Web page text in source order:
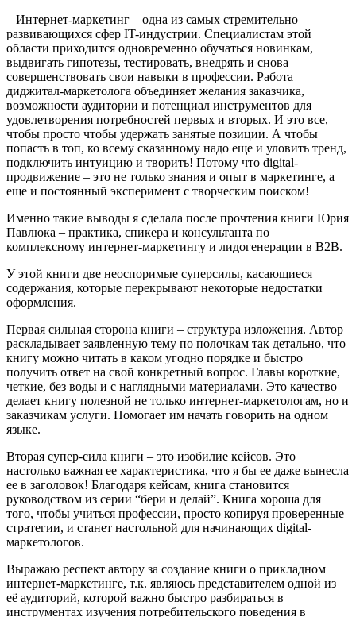
– Интернет-маркетинг – одна из самых стремительно
развивающихся сфер IT-индустрии. Специалистам этой
области приходится одновременно обучаться новинкам,
выдвигать гипотезы, тестировать, внедрять и снова
совершенствовать свои навыки в профессии. Работа
диджитал-маркетолога объединяет желания заказчика,
возможности аудитории и потенциал инструментов для
удовлетворения потребностей первых и вторых. И это все,
чтобы просто чтобы удержать занятые позиции. А чтобы
попасть в топ, ко всему сказанному надо еще и уловить тренд,
подключить интуицию и творить! Потому что digital-
продвижение – это не только знания и опыт в маркетинге, а
еще и постоянный эксперимент с творческим поиском!
Именно такие выводы я сделала после прочтения книги Юрия
Павлюка – практика, спикера и консультанта по
комплексному интернет-маркетингу и лидогенерации в B2B.
У этой книги две неоспоримые суперсилы, касающиеся
содержания, которые перекрывают некоторые недостатки
оформления.
Первая сильная сторона книги – структура изложения. Автор
раскладывает заявленную тему по полочкам так детально, что
книгу можно читать в каком угодно порядке и быстро
получить ответ на свой конкретный вопрос. Главы короткие,
четкие, без воды и с наглядными материалами. Это качество
делает книгу полезной не только интернет-маркетологам, но и
заказчикам услуги. Помогает им начать говорить на одном
языке.
Вторая супер-сила книги – это изобилие кейсов. Это
настолько важная ее характеристика, что я бы ее даже вынесла
ее в заголовок! Благодаря кейсам, книга становится
руководством из серии “бери и делай”. Книга хороша для
того, чтобы учиться профессии, просто копируя проверенные
стратегии, и станет настольной для начинающих digital-
маркетологов.
Выражаю респект автору за создание книги о прикладном
интернет-маркетинге, т.к. являюсь представителем одной из
её аудиторий, которой важно быстро разбираться в
инструментах изучения потребительского поведения в